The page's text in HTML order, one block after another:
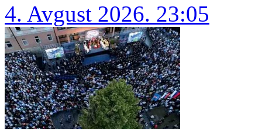
4. Avgust 2026. 23:05